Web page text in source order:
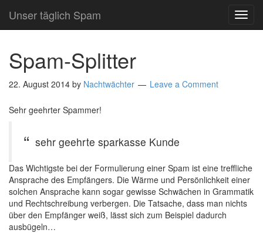
Unser täglich Spam
Spam-Splitter
22. August 2014 by Nachtwächter Leave a Comment
Sehr geehrter Spammer!
sehr geehrte sparkasse Kunde
Das Wichtigste bei der Formulierung einer Spam ist eine treffliche
Ansprache des Empfängers. Die Wärme und Persönlichkeit einer
solchen Ansprache kann sogar gewisse Schwächen in Grammatik
und Rechtschreibung verbergen. Die Tatsache, dass man nichts
über den Empfänger weiß, lässt sich zum Beispiel dadurch
ausbügeln…